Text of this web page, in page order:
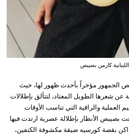
كارمن بصيبص
الجمهور مؤخراً بأحدث ظهور لها، حيث
شعرها الطويل المعتاد، لتتألق بإطلالات
والراقية التي تناسب الأوقات
بصيبص الأنظار بإطلالة عصرية ارتدت فيها
بقصة كورسيه ضيقة مكشوفة الكتفين،